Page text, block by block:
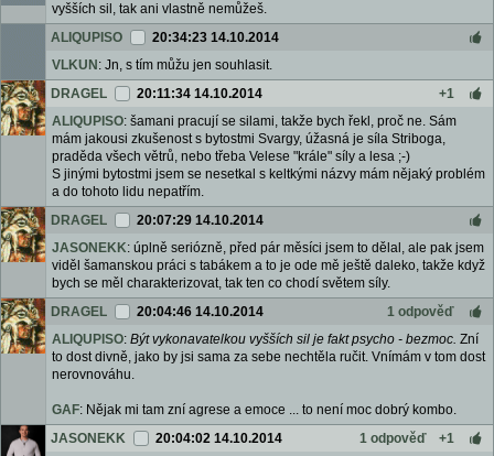
vyšších sil, tak ani vlastně nemůžeš.
ALIQUPISO
20:34:23 14.10.2014
VLKUN : Jn, s tím můžu jen souhlasit.
DRAGEL
20:11:34 14.10.2014
+1
ALIQUPISO: šamani pracují se silami, takže bych řekl, proč ne. Sám
mám jakousi zkušenost s bytostmi Svargy, úžasná je síla Striboga,
praděda všech větrů, nebo třeba Velese "krále" síly a lesa ;-)
S jinými bytostmi jsem se nesetkal s keltkými názvy mám nějaký problém
a do tohoto lidu nepatřím.
DRAGEL
20:07:29 14.10.2014
JASONEKK: úplně seriózně, před pár měsíci jsem to dělal, ale pak jsem
viděl šamanskou práci s tabákem a to je ode mě ještě daleko, takže když
bych se měl charakterizovat, tak ten co chodí světem síly.
DRAGEL
20:04:46 14.10.2014
1 odpověď
ALIQUPISO: Být vykonavatelkou vyšších sil je fakt psycho - bezmoc. Zní
to dost divně, jako by jsi sama za sebe nechtěla ručit. Vnímám v tom dost
nerovnováhu.
GAF: Nějak mi tam zní agrese a emoce ... to není moc dobrý kombo.
JASONEKK
20:04:02 14.10.2014 1 odpověď
+1